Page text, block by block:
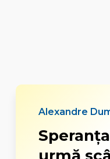
Alexandre